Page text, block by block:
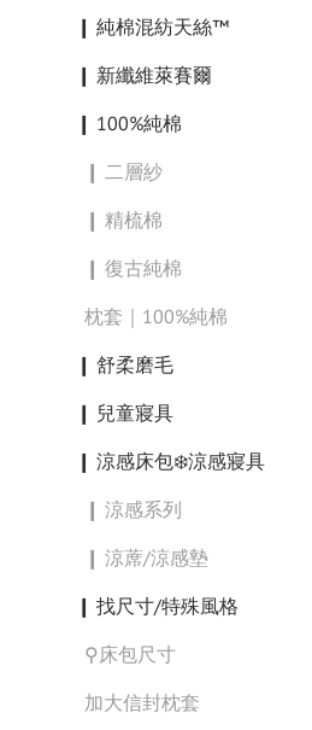
❙ 純棉混紡天絲™
❙ 新纖維萊賽爾
❙ 100%純棉
❙ 二層紗
❙ 精梳棉
❙ 復古純棉
枕套｜100%純棉
❙ 舒柔磨毛
❙ 兒童寢具
❙ 涼感床包❄️涼感寢具
❙ 涼感系列
❙ 涼蓆/涼感墊
❙ 找尺寸/特殊風格
⚲床包尺寸
加大信封枕套